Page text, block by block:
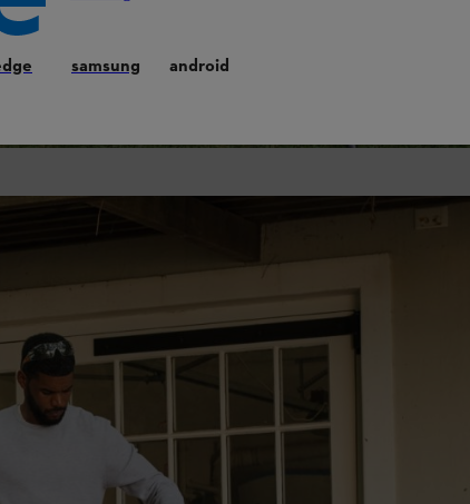
samsung android